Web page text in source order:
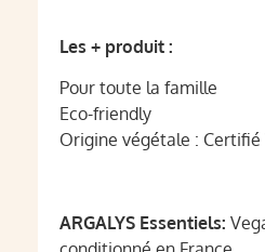
Les + produit :
Pour toute la famille
Eco-friendly
Origine végétale : Certifié
ARGALYS Essentiels: